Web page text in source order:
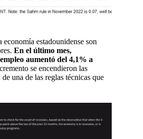
estadounidense son
En el último mes,
aumentó del 4,1% a
se encendieron las
una de las reglas técnicas que